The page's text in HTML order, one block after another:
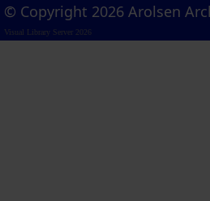
© Copyright 2026 Arolsen
Visual Library Server 2026